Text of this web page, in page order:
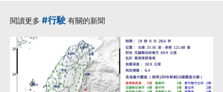
閱讀更多 #行駛 有關的新聞